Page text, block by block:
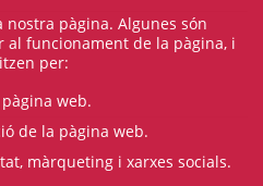
nostra pàgina. Algunes són
al funcionament de la pàgina, i
per:
web.
de la pàgina web.
màrqueting i xarxes socials.